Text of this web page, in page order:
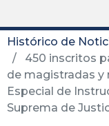
Histórico de
450 inscritos
de magistradas y
Especial de
Suprema de